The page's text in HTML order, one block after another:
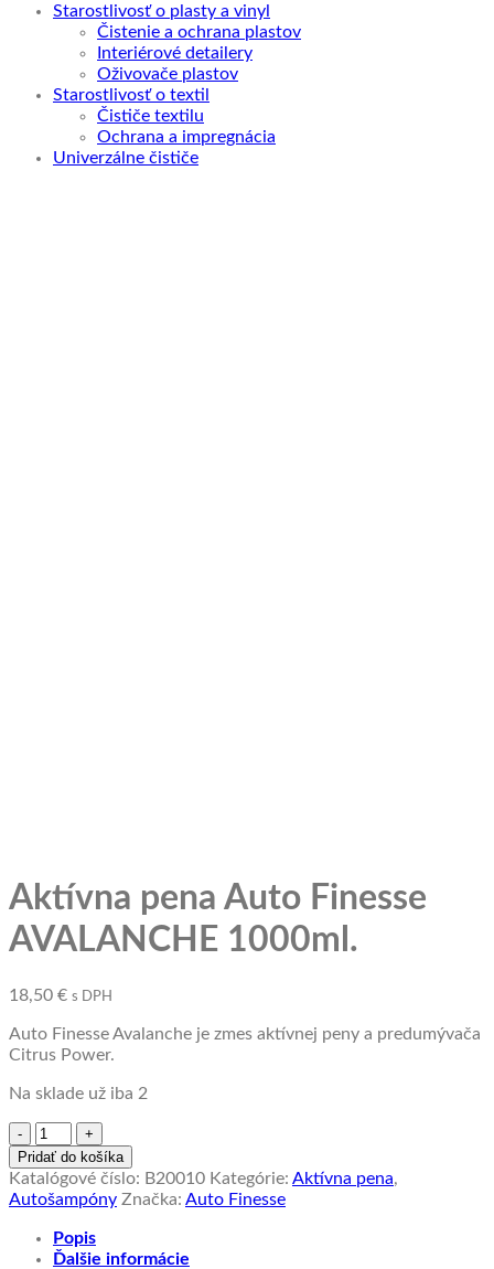
Starostlivosť o plasty a vinyl
Čistenie a ochrana plastov
Interiérové detailery
Oživovače plastov
Starostlivosť o textil
Čističe textilu
Ochrana a impregnácia
Univerzálne čističe
Aktívna pena Auto Finesse
AVALANCHE 1000ml.
18,50 € s DPH
Auto Finesse Avalanche je zmes aktívnej peny a predumývača
Citrus Power.
Na sklade už iba 2
množstvo
Aktívna
pena
Auto
AVALANCHE
1000ml.
Pridať do košíka
Katalógové číslo: B20010 Kategórie: Aktívna pena,
Autošampóny Značka: Auto Finesse
Popis
Ďalšie informácie